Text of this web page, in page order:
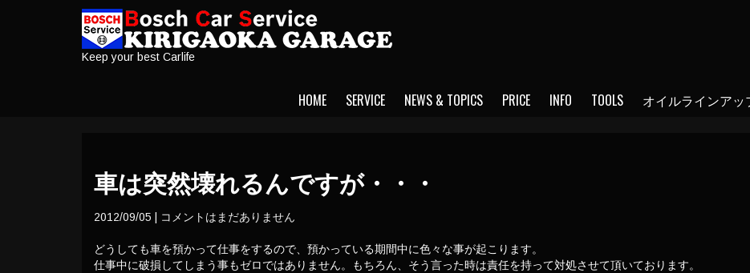
Keep your best Carlife
HOME SERVICE NEWS & TOPICS PRICE INFO TOOLS オイルラインアッ
車は突然壊れるんですが・・・
2012/09/05 コメントはまだありません
どうしても車を預かって仕事をするので、預かっている期間中に色々な事が起こります。
仕事中に破損してしまう事もゼロではありません。もちろん、そう言った時は責任を持って対処させて頂いております。